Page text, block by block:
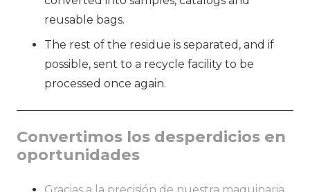
reusable bags.
The rest of the residue is separated, and if
possible, sent to a recycle facility to be
processed once again.
Convertimos los desperdicios en
oportunidades
Gracias a la precisión de nuestra maquinaria